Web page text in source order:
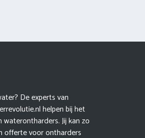
De experts van
helpen bij het
waterontharders. Jij kan zo
offerte voor ontharders